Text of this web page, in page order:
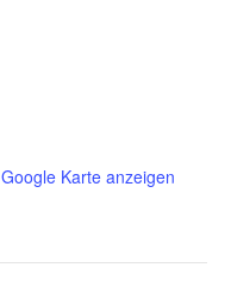
Google Karte anzeigen